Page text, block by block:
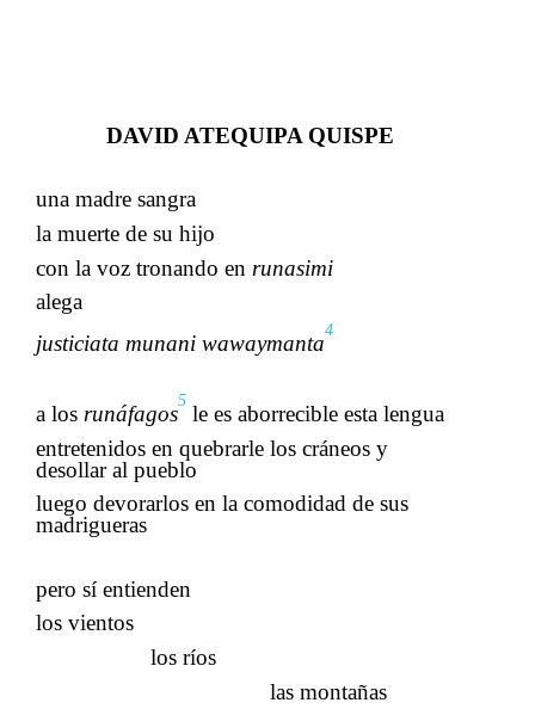
DAVID ATEQUIPA QUISPE
una madre sangra
la muerte de su hijo
con la voz tronando en ​​ runasimi
alega
justiciata munani wawaymanta
4
a los​​ runáfagos
5
le es aborrecible esta lengua​​
entretenidos en quebrarle los cráneos y
desollar al pueblo
luego devorarlos en la comodidad de sus
madrigueras
pero sí entienden
los vientos
los ríos
las montañas